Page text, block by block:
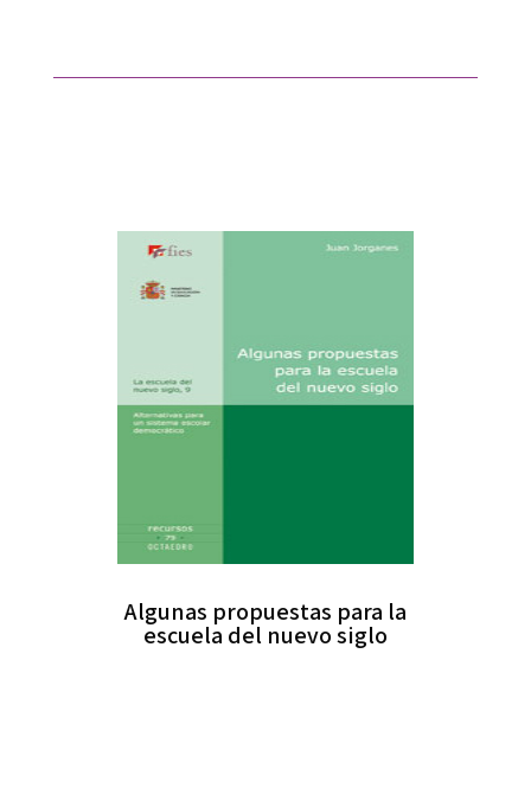
Algunas propuestas para la
escuela del nuevo siglo